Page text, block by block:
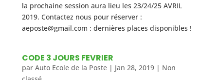
la prochaine session aura lieu les 23/24/25 AVRIL
2019. Contactez nous pour réserver :
aeposte@gmail.com : dernières places disponibles !
CODE 3 JOURS FEVRIER
par Auto Ecole de la Poste| Jan 28, 2019| Non